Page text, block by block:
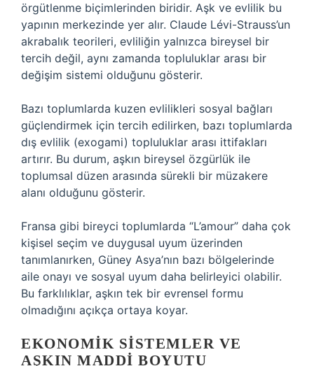
örgütlenme biçimlerinden biridir. Aşk ve evlilik bu
yapının merkezinde yer alır. Claude Lévi-Strauss’un
akrabalık teorileri, evliliğin yalnızca bireysel bir
tercih değil, aynı zamanda topluluklar arası bir
değişim sistemi olduğunu gösterir.
Bazı toplumlarda kuzen evlilikleri sosyal bağları
güçlendirmek için tercih edilirken, bazı toplumlarda
dış evlilik (exogami) topluluklar arası ittifakları
artırır. Bu durum, aşkın bireysel özgürlük ile
toplumsal düzen arasında sürekli bir müzakere
alanı olduğunu gösterir.
Fransa gibi bireyci toplumlarda “L’amour” daha çok
kişisel seçim ve duygusal uyum üzerinden
tanımlanırken, Güney Asya’nın bazı bölgelerinde
aile onayı ve sosyal uyum daha belirleyici olabilir.
Bu farklılıklar, aşkın tek bir evrensel formu
olmadığını açıkça ortaya koyar.
EKONOMIK SISTEMLER VE
AŞKIN MADDI BOYUTU